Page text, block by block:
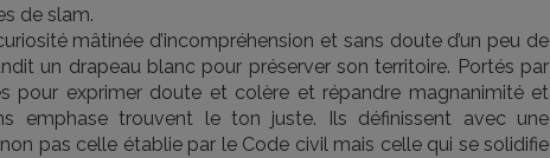
de slam.
mâtinée d’incompréhension et sans doute d’un peu de
un drapeau blanc pour préserver son territoire. Portés par
pour exprimer doute et colère et répandre magnanimité et
emphase trouvent le ton juste. Ils définissent avec une
pas celle établie par le Code civil mais celle qui se solidifie